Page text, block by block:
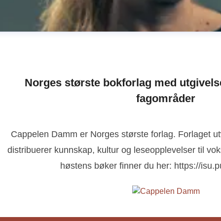
Kommunikasjonsansvarlig barnebøker +
Norges største bokforlag med
fagområder
Cappelen Damm er Norges største forlag. Forlaget
distribuerer kunnskap, kultur og leseopplevelser til
høstens bøker finner du her: https://